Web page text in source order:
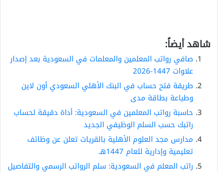
شاهد أيضاً:
صافي رواتب المعلمين والمعلمات في السعودية بعد إصدار
علاوات 1447-2026
طريقة فتح حساب في البنك الأهلي السعودي أون لاين
وطباعة بطاقة مدى
حاسبة رواتب المعلمين في السعودية: أداة دقيقة لحساب
راتبك حسب السلم الوظيفي الجديد
مدارس مجد العلوم الأهلية بالقريات تعلن عن وظائف
تعليمية وإدارية للعام 1447هـ
راتب المعلم في السعودية: سلم الرواتب الرسمي والتفاصيل